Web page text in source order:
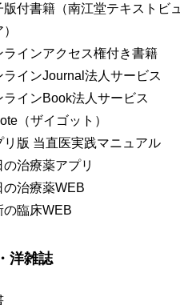
版付書籍（南江堂テキストビュ
ラインアクセス権付き書籍
ラインJournal法人サービス
ラインBook法人サービス
（ザイゴット）
リ版 当直医実践マニュアル
の治療薬アプリ
の治療薬WEB
の臨床WEB
洋雑誌